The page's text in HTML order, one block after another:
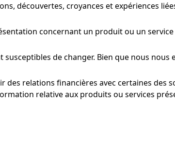
découvertes, croyances et expériences
concernant un produit ou un
de changer. Bien que nous
relations financières avec certaines des
relative aux produits ou services